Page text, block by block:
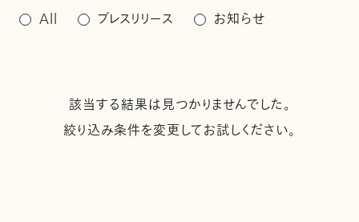
All
プレスリリース お知らせ
該当する結果は見つかりませんでした。
絞り込み条件を変更してお試しください。